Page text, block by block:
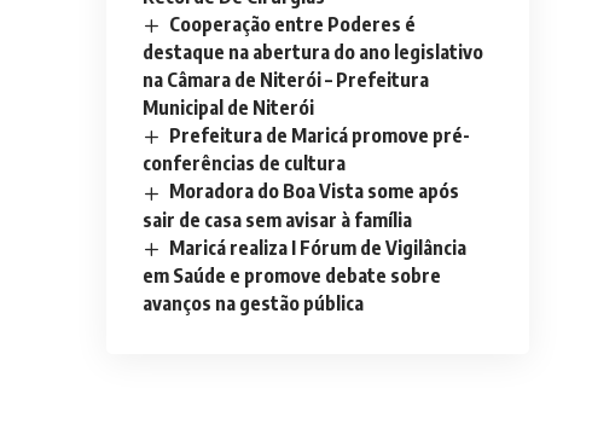
Cooperação entre Poderes é
destaque na abertura do ano legislativo
na Câmara de Niterói – Prefeitura
Municipal de Niterói
Prefeitura de Maricá promove pré-
conferências de cultura
Moradora do Boa Vista some após
sair de casa sem avisar à família
Maricá realiza I Fórum de Vigilância
em Saúde e promove debate sobre
avanços na gestão pública